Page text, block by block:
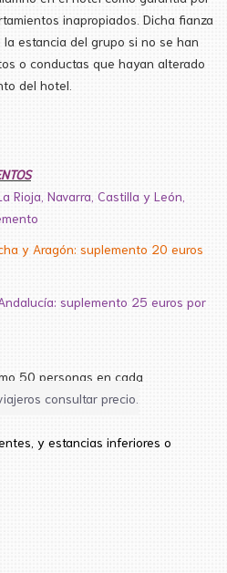
inapropiados. Dicha fianza
estancia del grupo si no se han
o conductas que hayan alterado
del hotel.
Rioja, Navarra, Castilla y León,
y Aragón: suplemento 20 euros
suplemento 25 euros por
50 personas en cada
consultar precio.
y estancias inferiores o